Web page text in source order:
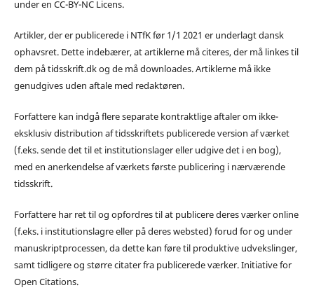
under en CC-BY-NC Licens.
Artikler, der er publicerede i NTfK før 1/1 2021 er underlagt dansk
ophavsret. Dette indebærer, at artiklerne må citeres, der må linkes til
dem på tidsskrift.dk og de må downloades. Artiklerne må ikke
genudgives uden aftale med redaktøren.
Forfattere kan indgå flere separate kontraktlige aftaler om ikke-
eksklusiv distribution af tidsskriftets publicerede version af værket
(f.eks. sende det til et institutionslager eller udgive det i en bog),
med en anerkendelse af værkets første publicering i nærværende
tidsskrift.
Forfattere har ret til og opfordres til at publicere deres værker online
(f.eks. i institutionslagre eller på deres websted) forud for og under
manuskriptprocessen, da dette kan føre til produktive udvekslinger,
samt tidligere og større citater fra publicerede værker. Initiative for
Open Citations.